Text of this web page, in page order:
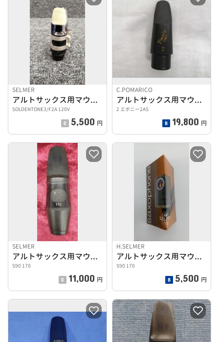
SELMER
アルトサックス用マウスピース
SOLDENTONE3/F2A 120V
5,500 円
C.POMARICO
アルトサックス用マウスピース
2 エボニー2AS
19,800 円
SELMER
アルトサックス用マウスピース
S90 170
11,000 円
H.SELMER
アルトサックス用マウスピース
S90 170
5,500 円